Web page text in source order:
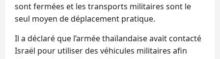
sont fermées et les transports militaires sont le
seul moyen de déplacement pratique.
Il a déclaré que l’armée thaïlandaise avait contacté
Israël pour utiliser des véhicules militaires afin